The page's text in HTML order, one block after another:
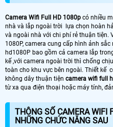
Camera Wifi Full HD 1080p có nhiều
nhà và lắp ngoài trời lựa chọn hoàn
và ngoài nhà với chi phí rẻ thuận tiện.
1080P, camera cung cấp hình ảnh
hd1080P bao gồm cả camera lắp
kế ,với camera ngoài trời thì chống
toàn cho khu vực bên ngoài. Thiết kế
không dây thuận tiện camera wifi full
từ xa qua điện thoại hoặc máy tính,
THÔNG SỐ CAMERA
NHỮNG CHỨC NĂNG SAU